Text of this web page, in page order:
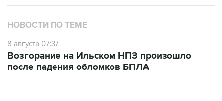
НОВОСТИ ПО ТЕМЕ
8 августа 07:37
Возгорание на Ильском НПЗ произошло
после падения обломков БПЛА